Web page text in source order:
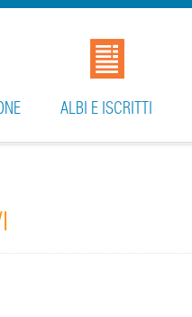
ALBI E ISCRITTI